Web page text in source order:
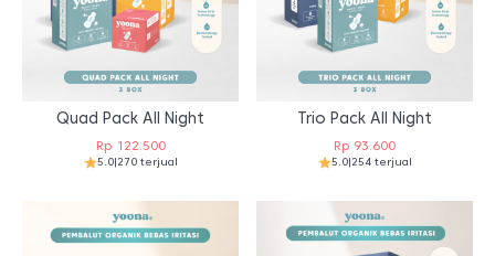
Quad Pack All Night
Rp122.500
5.0|270 terjual
Trio Pack All Night
Rp 93.600
5.0|254 terjual